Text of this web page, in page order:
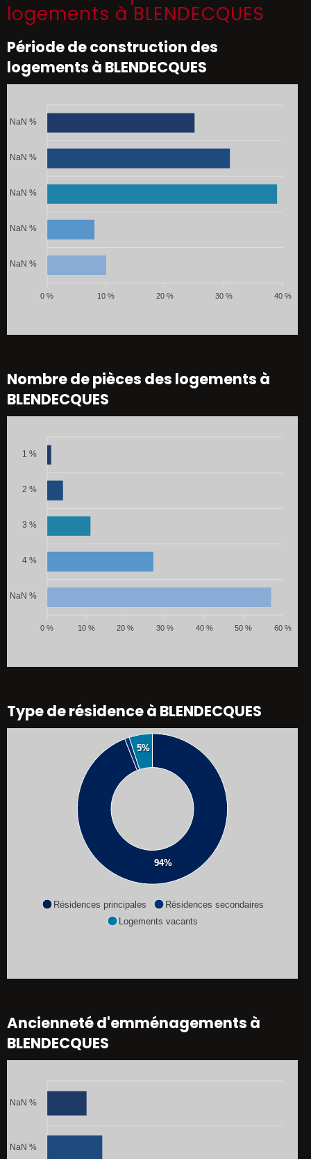
logements à BLENDECQUES
Période de construction des
logements à BLENDECQUES
NaN %
NaN %
NaN %
NaN %
NaN %
40 %
30 %
20 %
10 %
0 %
Nombre de pièces des logements à
BLENDECQUES
1 %
2 %
3 %
4 %
NaN %
60 %
50 %
40 %
30 %
20 %
10 %
0 %
Type de résidence à BLENDECQUES
94%
5%
Résidences principales
Résidences secondaires
Logements vacants
Ancienneté d'emménagements à
BLENDECQUES
NaN %
NaN %